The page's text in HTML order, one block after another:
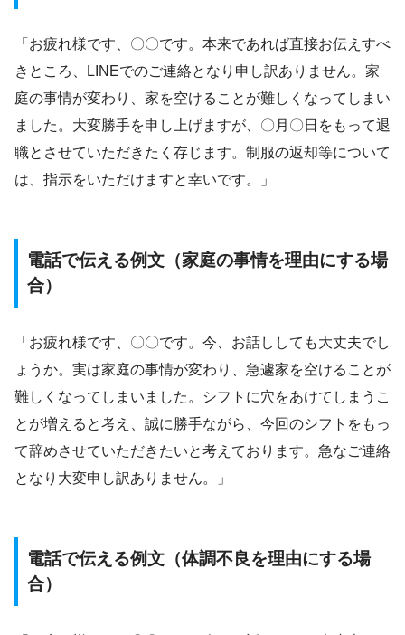
「お疲れ様です、〇〇です。本来であれば直接お伝えすべ
きところ、LINEでのご連絡となり申し訳ありません。家
庭の事情が変わり、家を空けることが難しくなってしまい
ました。大変勝手を申し上げますが、〇月〇日をもって退
職とさせていただきたく存じます。制服の返却等について
は、指示をいただけますと幸いです。」
電話で伝える例文（家庭の事情を理由にする場
合）
「お疲れ様です、〇〇です。今、お話ししても大丈夫でし
ょうか。実は家庭の事情が変わり、急遽家を空けることが
難しくなってしまいました。シフトに穴をあけてしまうこ
とが増えると考え、誠に勝手ながら、今回のシフトをもっ
て辞めさせていただきたいと考えております。急なご連絡
となり大変申し訳ありません。」
電話で伝える例文（体調不良を理由にする場
合）